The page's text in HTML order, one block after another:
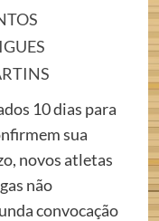
10 dias para
sua
novos atletas
não
convocação